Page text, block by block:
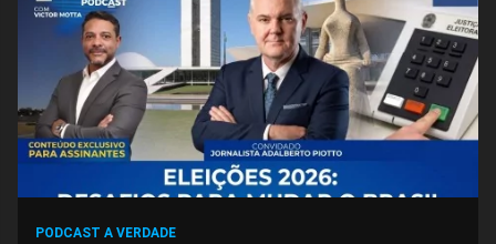
FacebookWhatsappTwitterMessengerTelegramGettr
PODCAST A VERDADE